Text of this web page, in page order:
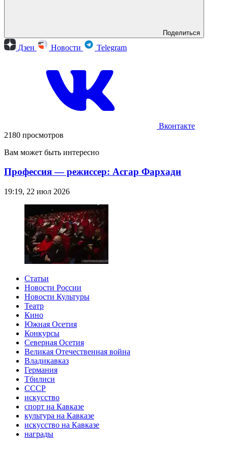
Поделиться
Дзен Новости Telegram
Вконтакте
2180 просмотров
Вам может быть интересно
Профессия — режиссер: Асгар Фархади
19:19, 22 июл 2026
Статьи
Новости России
Новости Культуры
Театр
Кино
Южная Осетия
Конкурсы
Северная Осетия
Великая Отечественная война
Владикавказ
Германия
Тбилиси
СССР
искусство
спорт на Кавказе
культура на Кавказе
искусство на Кавказе
награды